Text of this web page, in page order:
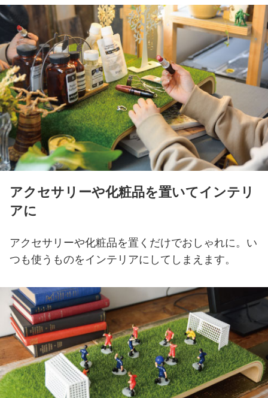
アクセサリーや化粧品を置いてインテリ
アに
アクセサリーや化粧品を置くだけでおしゃれに。 い
つも使うものをインテリアにしてしまえます。